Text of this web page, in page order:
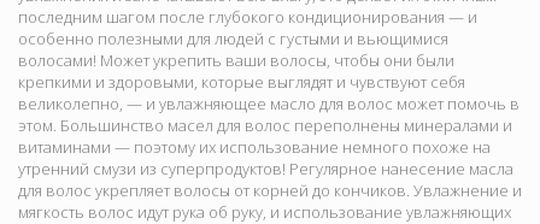
последним шагом после глубокого кондиционирования — и
особенно полезными для людей с густыми и вьющимися
волосами! Может укрепить ваши волосы, чтобы они были
крепкими и здоровыми, которые выглядят и чувствуют себя
великолепно, — и увлажняющее масло для волос может помочь в
этом. Большинство масел для волос переполнены минералами и
витаминами — поэтому их использование немного похоже на
утренний смузи из суперпродуктов! Регулярное нанесение масла
для волос укрепляет волосы от корней до кончиков. Увлажнение и
мягкость волос идут рука об руку, и использование увлажняющих